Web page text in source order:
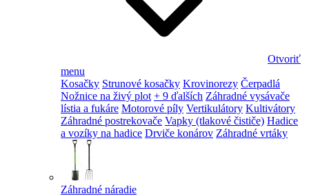
Otvoriť
menu
Kosačky Strunové kosačky Krovinorezy Čerpadlá
Nožnice na živý plot + 9 ďalších Záhradné vysávače
lístia a fukáre Motorové píly Vertikulátory Kultivátory
Záhradné postrekovače Vapky (tlakové čističe) Hadice
a vozíky na hadice Drviče konárov Záhradné vrtáky
Záhradné náradie